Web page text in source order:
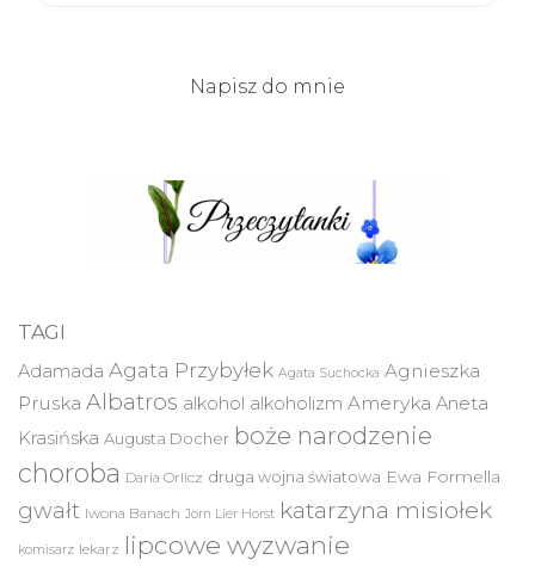
Napisz do mnie
TAGI
Adamada Agata Przybyłek Agata Suchocka Agnieszka
Pruska Albatros alkohol alkoholizm Ameryka Aneta
Krasińska Augusta Docher boże narodzenie
choroba Daria Orlicz druga wojna światowa Ewa Formella
gwałt Iwona Banach Jorn Lier Horst katarzyna misiołek
komisarz lekarz lipcowe wyzwanie